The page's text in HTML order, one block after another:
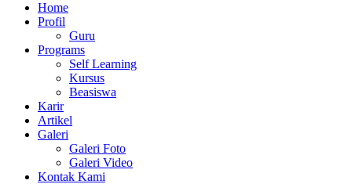
Home
Profil
Guru
Programs
Self Learning
Kursus
Beasiswa
Karir
Artikel
Galeri
Galeri Foto
Galeri Video
Kontak Kami